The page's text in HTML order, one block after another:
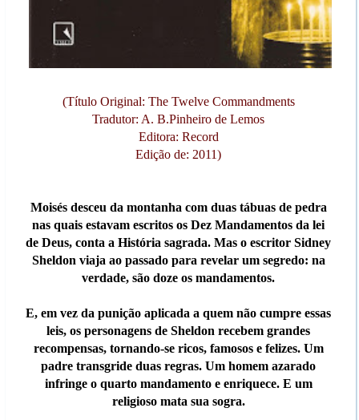
(Título Original: The Twelve Commandments
Tradutor: A. B.Pinheiro de Lemos
Editora: Record
Edição de: 2011)
Moisés desceu da montanha com duas tábuas de pedra
nas quais estavam escritos os Dez Mandamentos da lei
de Deus, conta a História sagrada. Mas o escritor Sidney
Sheldon viaja ao passado para revelar um segredo: na
verdade, são doze os mandamentos.
E, em vez da punição aplicada a quem não cumpre essas
leis, os personagens de Sheldon recebem grandes
recompensas, tornando-se ricos, famosos e felizes. Um
padre transgride duas regras. Um homem azarado
infringe o quarto mandamento e enriquece. E um
religioso mata sua sogra.